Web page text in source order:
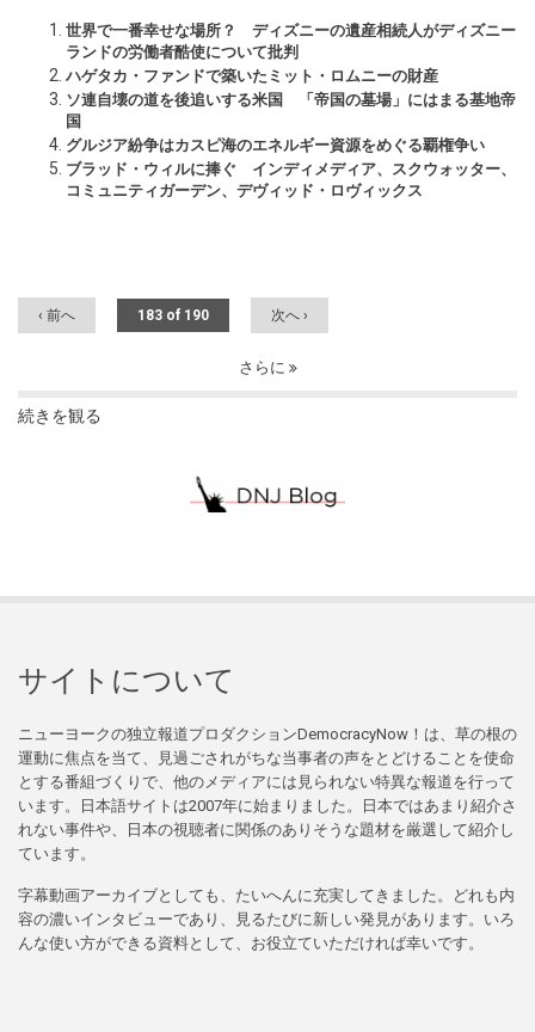
世界で一番幸せな場所？ ディズニーの遺産相続人がディズニー
ランドの労働者酷使について批判
ハゲタカ・ファンドで築いたミット・ロムニーの財産
ソ連自壊の道を後追いする米国 「帝国の墓場」にはまる基地帝
国
グルジア紛争はカスピ海のエネルギー資源をめぐる覇権争い
ブラッド・ウィルに捧ぐ インディメディア、スクウォッター、
コミュニティガーデン、デヴィッド・ロヴィックス
‹ 前へ 183 of 190 次へ ›
さらに
続きを観る
サイトについて
ニューヨークの独立報道プロダクションDemocracyNow！は、草の根の
運動に焦点を当て、見過ごされがちな当事者の声をとどけることを使命
とする番組づくりで、他のメディアには見られない特異な報道を行って
います。日本語サイトは2007年に始まりました。日本ではあまり紹介さ
れない事件や、日本の視聴者に関係のありそうな題材を厳選して紹介し
ています。
字幕動画アーカイブとしても、たいへんに充実してきました。どれも内
容の濃いインタビューであり、見るたびに新しい発見があります。いろ
んな使い方ができる資料として、お役立ていただければ幸いです。